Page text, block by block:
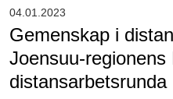
Gemenskap i
Joensuu-regionens
distansarbetsrunda
04.01.2023